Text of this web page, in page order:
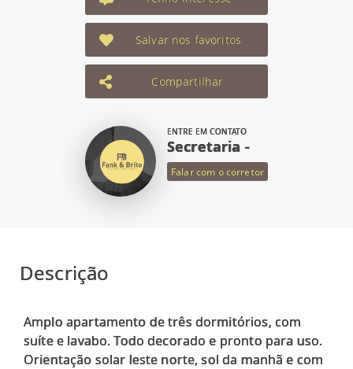
Salvar nos favoritos
Compartilhar
ENTRE EM CONTATO
Secretaria -
Falar com o corretor
Descrição
Amplo apartamento de três dormitórios, com
suíte e lavabo. Todo decorado e pronto para uso.
Orientação solar leste norte, sol da manhã e com